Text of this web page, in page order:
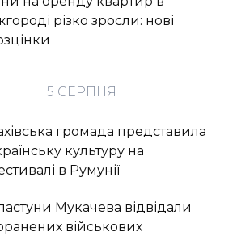
різко зросли: нові
5 СЕРПНЯ
громада представила
культуру на
в Румунії
Мукачева відвідали
військових